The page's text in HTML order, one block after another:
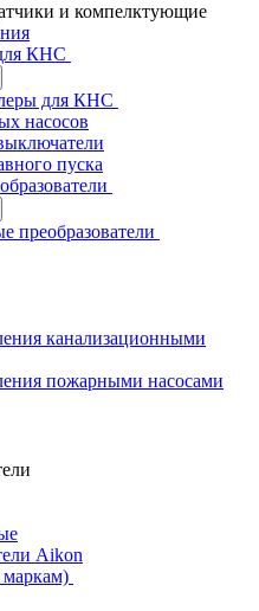
и компелктующие
КНС
для КНС
насосов
пуска
преобразователи
канализационными
пожарными насосами
Aikon